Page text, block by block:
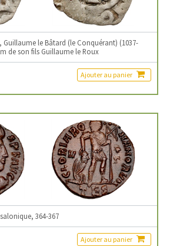
le Bâtard (le Conquérant) (1037-
de son fils Guillaume le Roux
Ajouter au panier
364-367
Ajouter au panier